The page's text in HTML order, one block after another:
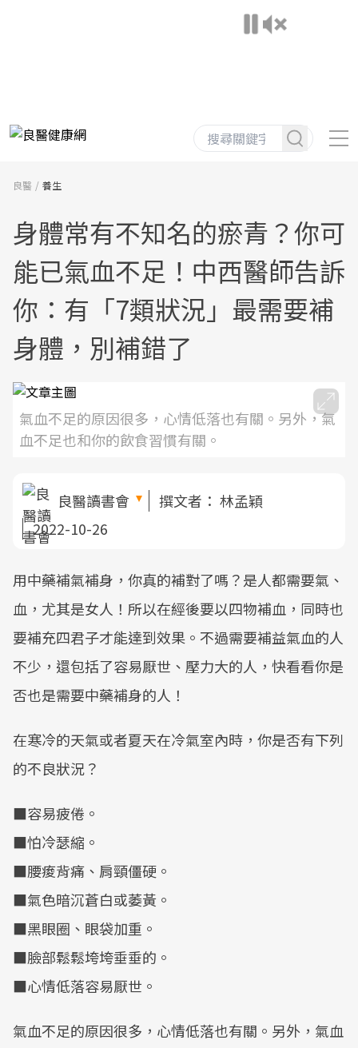
良醫 養生
身體常有不知名的瘀青？你可
能已氣血不足！中西醫師告訴
你：有「7類狀況」最需要補
身體，別補錯了
氣血不足的原因很多，心情低落也有關。另外，氣
血不足也和你的飲食習慣有關。
良醫讀書會 撰文者： 林孟穎
2022-10-26
用中藥補氣補身，你真的補對了嗎？是人都需要氣、
血，尤其是女人！所以在經後要以四物補血，同時也
要補充四君子才能達到效果。不過需要補益氣血的人
不少，還包括了容易厭世、壓力大的人，快看看你是
否也是需要中藥補身的人！
在寒冷的天氣或者夏天在冷氣室內時，你是否有下列
的不良狀況？
■容易疲倦。
■怕冷瑟縮。
■腰痠背痛、肩頸僵硬。
■氣色暗沉蒼白或萎黃。
■黑眼圈、眼袋加重。
■臉部鬆鬆垮垮垂垂的。
■心情低落容易厭世。
氣血不足的原因很多，心情低落也有關。另外，氣血